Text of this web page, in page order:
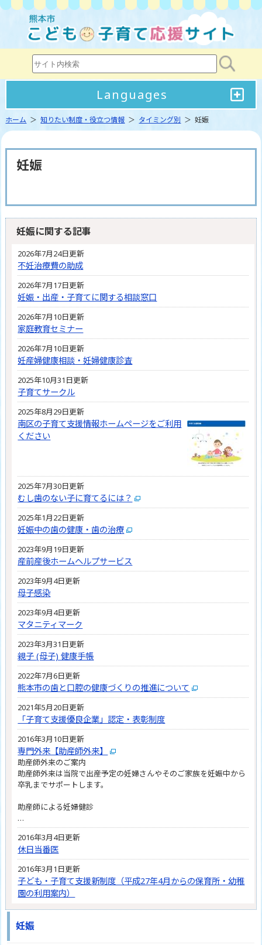
Languages
ホーム ＞知りたい制度・役立つ情報 ＞ タイミング別 ＞ 妊娠
妊娠
妊娠に関する記事
2026年7月24日更新
不妊治療費の助成
2026年7月17日更新
妊娠・出産・子育てに関する相談窓口
2026年7月10日更新
家庭教育セミナー
2026年7月10日更新
妊産婦健康相談・妊婦健康診査
2025年10月31日更新
子育てサークル
2025年8月29日更新
南区の子育て支援情報ホームページをご利用
ください
2025年7月30日更新
むし歯のない子に育てるには？
2025年1月22日更新
妊娠中の歯の健康・歯の治療
2023年9月19日更新
産前産後ホームヘルプサービス
2023年9月4日更新
母子感染
2023年9月4日更新
マタニティマーク
2023年3月31日更新
親子 (母子) 健康手帳
2022年7月6日更新
熊本市の歯と口腔の健康づくりの推進について
2021年5月20日更新
「子育て支援優良企業」認定・表彰制度
2016年3月10日更新
専門外来【助産師外来】
助産師外来のご案内
助産師外来は当院で出産予定の妊婦さんやそのご家族を妊娠中から
卒乳までサポートします。
助産師による妊婦健診
…
2016年3月4日更新
休日当番医
2016年3月1日更新
子ども・子育て支援新制度（平成27年4月からの保育所・幼稚
園の利用案内）
妊娠